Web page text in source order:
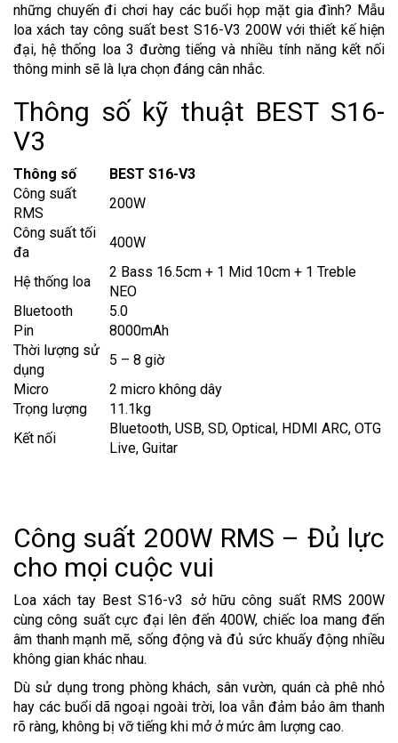
những chuyến đi chơi hay các buổi họp mặt gia đình? Mẫu
loa xách tay công suất best S16-V3 200W với thiết kế hiện
đại, hệ thống loa 3 đường tiếng và nhiều tính năng kết nối
thông minh sẽ là lựa chọn đáng cân nhắc.
Thông số kỹ thuật BEST S16-
V3
Thông số
BEST S16-V3
Công suất
RMS
200W
Công suất tối
đa
400W
Hệ thống loa
2 Bass 16.5cm + 1 Mid 10cm + 1 Treble
NEO
Bluetooth
5.0
Pin
8000mAh
Thời lượng sử
dụng
5 – 8 giờ
Micro
2 micro không dây
Trọng lượng
11.1kg
Kết nối
Bluetooth, USB, SD, Optical, HDMI ARC, OTG
Live, Guitar
Công suất 200W RMS – Đủ lực
cho mọi cuộc vui
Loa xách tay Best S16-v3 sở hữu công suất RMS 200W
cùng công suất cực đại lên đến 400W, chiếc loa mang đến
âm thanh mạnh mẽ, sống động và đủ sức khuấy động nhiều
không gian khác nhau.
Dù sử dụng trong phòng khách, sân vườn, quán cà phê nhỏ
hay các buổi dã ngoại ngoài trời, loa vẫn đảm bảo âm thanh
rõ ràng, không bị vỡ tiếng khi mở ở mức âm lượng cao.